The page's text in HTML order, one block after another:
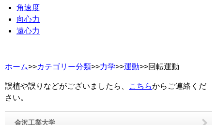
角速度
向心力
遠心力
ホーム>>カテゴリー分類>>力学>>運動>>回転運動
誤植や誤りなどがございましたら、 こちらからご連絡くだ
さい。
金沢工業大学